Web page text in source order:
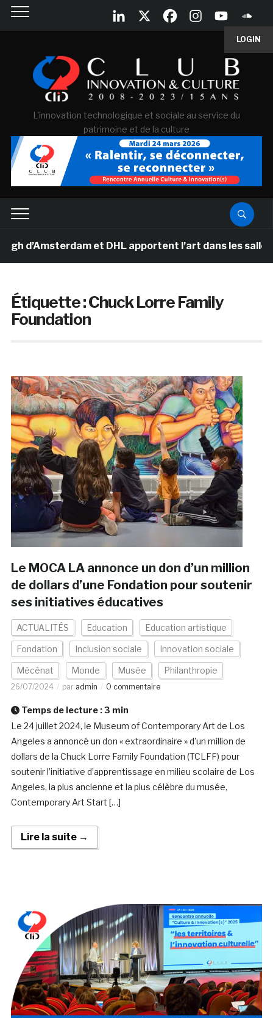
LOGIN
L'innovation technologique et sociale au service du
patrimoine et de la culture
d’Amsterdam et DHL apportent l’art dans les salles
Étiquette :Chuck Lorre Family
Foundation
Le MOCA LA annonce un don d’un million
de dollars d’une Fondation pour soutenir
ses initiatives éducatives
ACTUALITÉS Education Education artistique
Fondation Inclusion sociale Innovation sociale
Mécénat Monde Musée Philanthropie
26/07/2024 par admin 0 commentaire
Temps de lecture : 3 min
Le 24 juillet 2024, le Museum of Contemporary Art de Los
Angeles a annoncé un don « extraordinaire » d’un million de
dollars de la Chuck Lorre Family Foundation (TCLFF) pour
soutenir l’initiative d’apprentissage en milieu scolaire de Los
Angeles, la plus ancienne et la plus célèbre du musée,
Contemporary Art Start […]
Lire la suite →